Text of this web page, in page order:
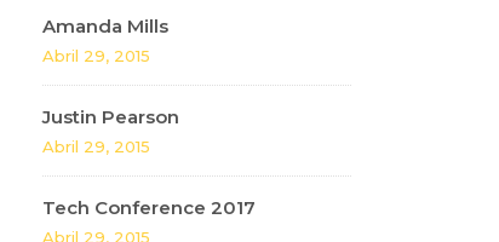
Amanda Mills
Abril 29, 2015
Justin Pearson
Abril 29, 2015
Tech Conference 2017
Abril 29, 2015